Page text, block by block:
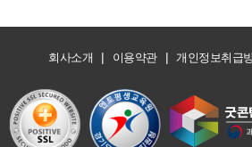
회사소개 | 이용약관 | 개인정보취급